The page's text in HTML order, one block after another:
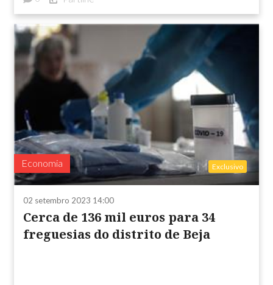
Economia Exclusivo
02 setembro 2023 14:00
Cerca de 136 mil euros para 34
freguesias do distrito de Beja